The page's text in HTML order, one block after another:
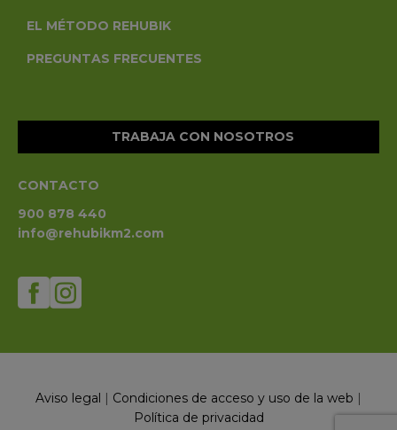
EL MÉTODO REHUBIK
PREGUNTAS FRECUENTES
TRABAJA CON NOSOTROS
CONTACTO
900 878 440
info@rehubikm2.com
Aviso legal | Condiciones de acceso y uso de la web |
Política de privacidad